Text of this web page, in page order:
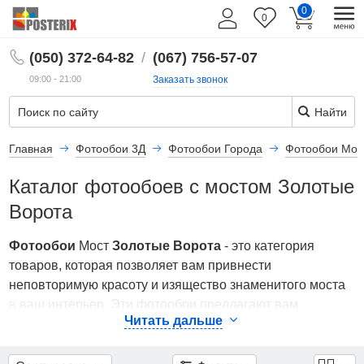
0
0
(050) 372-64-82
09:00 - 21:00
/ (067) 756-57-07
Заказать звонок
Найти
RU
Главная Фотообои 3Д Фотообои Города Фотообои
Каталог фотообоев с мостом Золотые
Ворота
Фотообои МостЗолотые Ворота- это категория
товаров, которая позволяет вам привнести
неповторимую красоту и изящество знаменитого моста
в ваш интерьер. Эти фотообои предлагают вам
возможность создать атмосферу Сан-Франциско и
Читать дальше
Фильтры
Эффект
3D
Показать
все
Ширина
и
Высота
184